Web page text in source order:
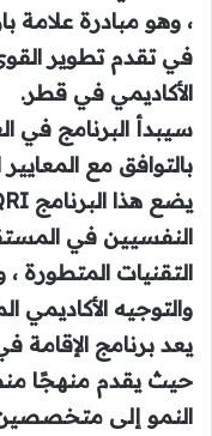
، وهو مبادرة علامة
في تقدم تطوير
الأكاديمي في قطر.
سيبدأ البرنامج في
بالتوافق مع المعايير
النفسيين في
التقنيات المتطورة
والتوجيه الأكاديمي
حيث يقدم منهجًا
النمو إلى